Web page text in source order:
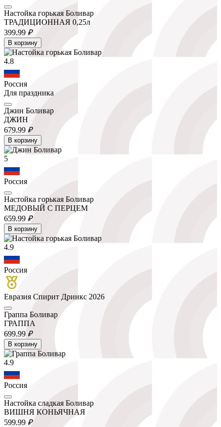
Настойка горькая Боливар
ТРАДИЦИОННАЯ 0,25л
399.99 ₽
В корзину
4.8
Россия
Для праздника
Джин Боливар
ДЖИН
679.99 ₽
В корзину
5
Россия
Настойка горькая Боливар
МЕДОВЫЙ С ПЕРЦЕМ
659.99 ₽
В корзину
4.9
Россия
Евразия Спирит Дринкс 2026
Граппа Боливар
ГРАППА
699.99 ₽
В корзину
4.9
Россия
Настойка сладкая Боливар
ВИШНЯ КОНЬЯЧНАЯ
599.99 ₽